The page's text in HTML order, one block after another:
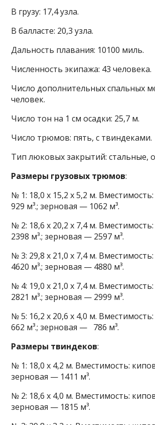
В грузу: 17,4 узла.
В балласте: 20,3 узла.
Дальность плавания: 10100 миль.
Численность экипажа: 43 человека.
Число дополнительных спальных
человек.
Число тон на 1 см осадки: 25,7 м.
Число трюмов: пять, с твиндеками.
Тип люковых закрытий: стальные,
Размеры грузовых трюмов:
№ 1: 18,0 х 15,2 х 5,2 м.
929 м³.; зерновая — 1062 м³.
№ 2: 18,6 х 20,2 х 7,4 м.
2398 м³.; зерновая — 2597 м³.
№ 3: 29,8 х 21,0 х 7,4 м.
4620 м³.; зерновая — 4880 м³.
№ 4: 19,0 х 21,0 х 7,4 м.
2821 м³.; зерновая — 2999 м³.
№ 5: 16,2 х 20,6 х 4,0 м.
662 м³.; зерновая — 786 м³.
Размеры твиндеков:
№ 1: 18,0 х 4,2 м. Вместимость:
зерновая — 1411 м³.
№ 2: 18,6 х 4,0 м. Вместимость:
зерновая — 1815 м³.